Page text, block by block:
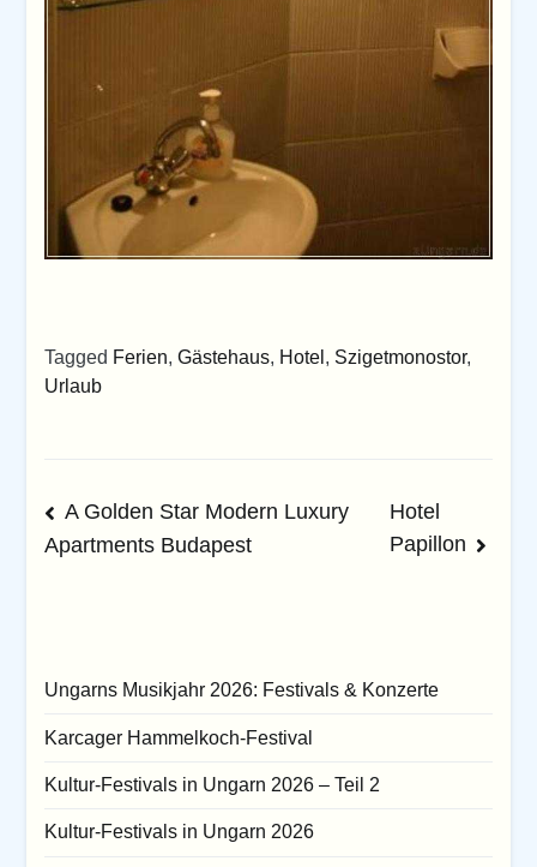
Tagged Ferien,Gästehaus, Hotel , Szigetmonostor,
Urlaub
Beitrags-
Navigation
A Golden Star Modern Luxury
Apartments Budapest
Hotel
Papillon
Ungarns Musikjahr 2026: Festivals & Konzerte
Karcager Hammelkoch-Festival
Kultur-Festivals in Ungarn 2026 – Teil 2
Kultur-Festivals in Ungarn 2026